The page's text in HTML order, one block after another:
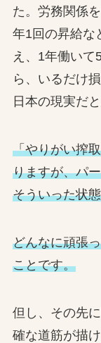
た。労務関係
年1回の昇給な
え、1年働いて
ら、いるだけ
日本の現実だ
「やりがい搾
りますが、パ
そういった状
どんなに頑張
ことです。
但し、その先
確な道筋が描